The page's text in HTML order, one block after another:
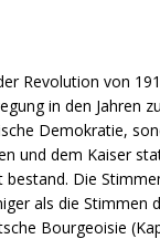
Revolution von
in den Jahren
Demokratie,
und dem Kaiser
bestand. Die
als die Stimmen
Bourgeoisie